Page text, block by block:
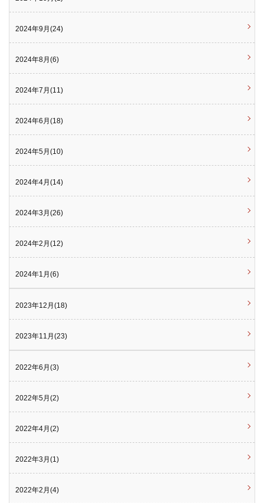
2024年9月(24)
2024年8月(6)
2024年7月(11)
2024年6月(18)
2024年5月(10)
2024年4月(14)
2024年3月(26)
2024年2月(12)
2024年1月(6)
2023年12月(18)
2023年11月(23)
2022年6月(3)
2022年5月(2)
2022年4月(2)
2022年3月(1)
2022年2月(4)